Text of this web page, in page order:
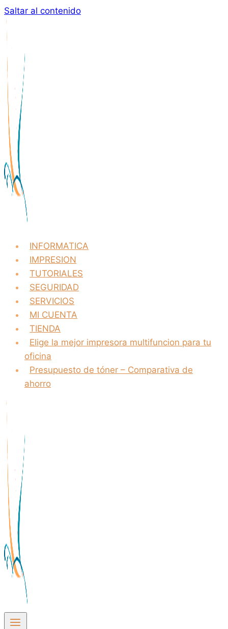
Saltar al contenido
INFORMATICA
IMPRESION
TUTORIALES
SEGURIDAD
SERVICIOS
MI CUENTA
TIENDA
Elige la mejor impresora multifuncion para tu
oficina
Presupuesto de tóner – Comparativa de
ahorro